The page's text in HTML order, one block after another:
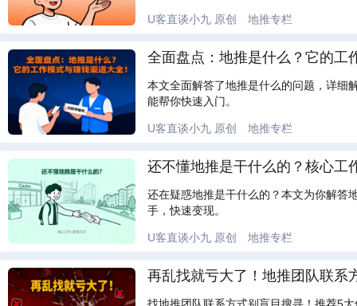
U客直谈小九 原创 地推专栏
全面盘点：地推是什么？它的工
本文全面解答了地推是什么的问题，详细
能帮你快速入门。
U客直谈小九 原创 地推专栏
还不懂地推是干什么的？核心工
还在疑惑地推是干什么的？本文为你解答
手，快速变现。
U客直谈小九 原创 地推专栏
再乱找就亏大了！地推团队联系